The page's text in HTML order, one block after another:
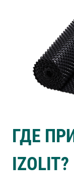
ГДЕ
IZOLIT?